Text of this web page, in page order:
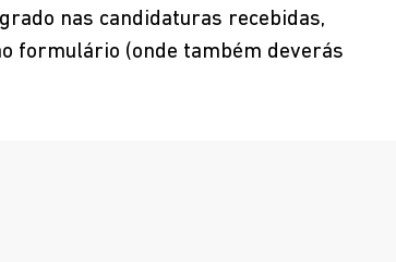
nas candidaturas recebidas,
formulário (onde também deverás